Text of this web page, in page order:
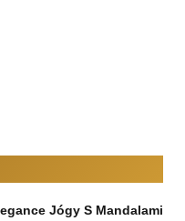
Jógy S Mandalami